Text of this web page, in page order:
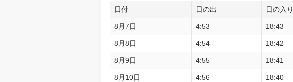
日付 日の出 日の入り
8月7日 4:53 18:43
8月8日 4:54 18:42
8月9日 4:55 18:41
8月10日 4:56 18:40